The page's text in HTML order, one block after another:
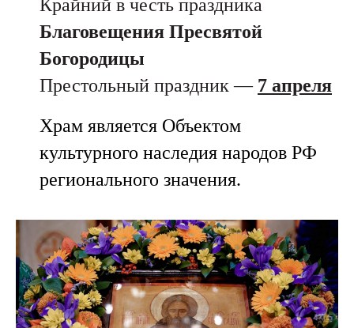
Крайний в честь праздника
Благовещения Пресвятой
Богородицы
Престольный праздник — 7 апреля
Храм является Объектом
культурного наследия народов РФ
регионального значения.